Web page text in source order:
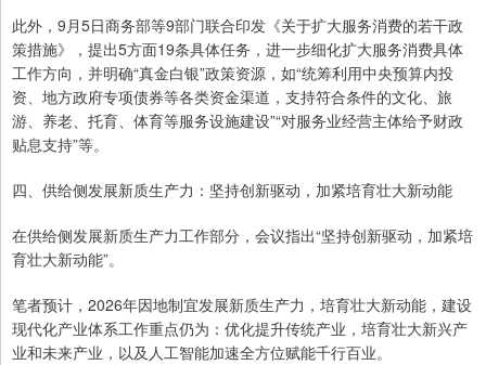
此外，9月5日商务部等9部门联合印发《关于扩大服务消费的若干政
策措施》，提出5方面19条具体任务，进一步细化扩大服务消费具体
工作方向，并明确“真金白银”政策资源，如“统筹利用中央预算内投
资、地方政府专项债券等各类资金渠道，支持符合条件的文化、旅
游、养老、托育、体育等服务设施建设”“对服务业经营主体给予财政
贴息支持”等。
四、供给侧发展新质生产力：坚持创新驱动，加紧培育壮大新动能
在供给侧发展新质生产力工作部分，会议指出“坚持创新驱动，加紧培
育壮大新动能”。
笔者预计，2026年因地制宜发展新质生产力，培育壮大新动能，建设
现代化产业体系工作重点仍为：优化提升传统产业，培育壮大新兴产
业和未来产业，以及人工智能加速全方位赋能千行百业。